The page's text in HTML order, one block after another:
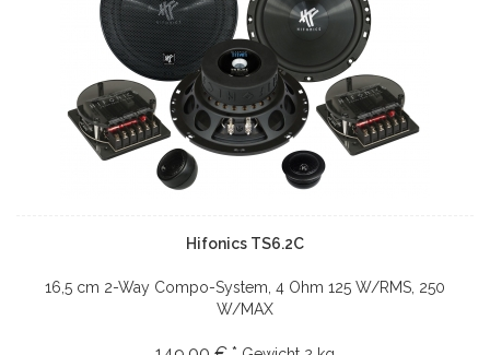
Hifonics TS6.2C
16,5 cm 2-Way Compo-System, 4 Ohm 125 W/RMS, 250
W/MAX